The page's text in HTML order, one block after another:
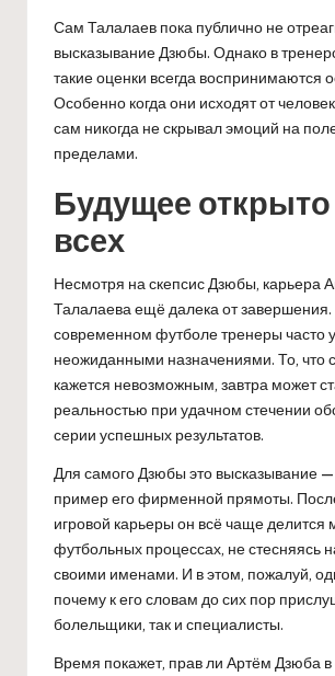
Сам Талалаев пока публично не
высказывание Дзюбы. Однако в
такие оценки всегда воспринимаются
Особенно когда они исходят от
сам никогда не скрывал эмоций на
пределами.
Будущее
всех
Несмотря на скепсис Дзюбы, карьера
Талалаева ещё далека от
современном футболе тренеры часто
неожиданными назначениями. То, что
кажется невозможным, завтра может
реальностью при удачном стечении
серии успешных результатов.
Для самого Дзюбы это высказывание
пример его фирменной прямоты.
игровой карьеры он всё чаще делится
футбольных процессах, не стесняясь
своими именами. И в этом, пожалуй,
почему к его словам до сих пор
болельщики, так и специалисты.
Время покажет, прав ли Артём Дзюба в